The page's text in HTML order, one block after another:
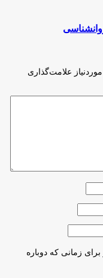
علامت‌گذاری
زمانی که دوباره